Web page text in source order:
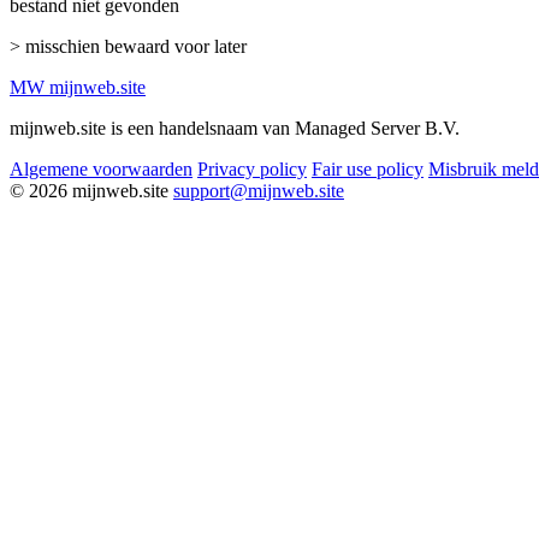
bestand niet gevonden
> misschien bewaard voor later
MW mijnweb.site
mijnweb.site is een handelsnaam van Managed Server B.V.
Algemene voorwaarden Privacy policy Fair use policy Misbruik
© 2026 mijnweb.site support@mijnweb.site